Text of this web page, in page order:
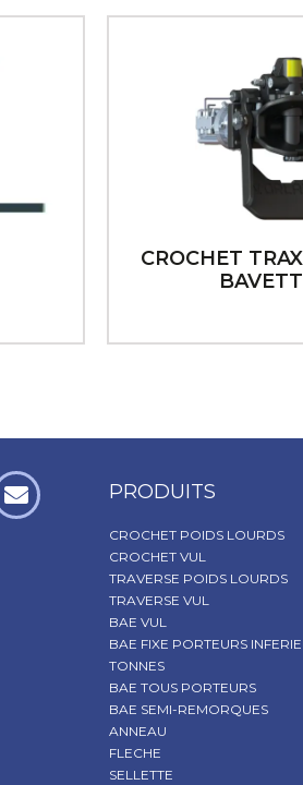
CROCHET
PRODUITS
CROCHET POIDS LOURDS
CROCHET VUL
TRAVERSE POIDS LOURDS
TRAVERSE VUL
BAE VUL
BAE FIXE PORTEURS
TONNES
BAE TOUS PORTEURS
BAE SEMI-REMORQUES
ANNEAU
FLECHE
SELLETTE